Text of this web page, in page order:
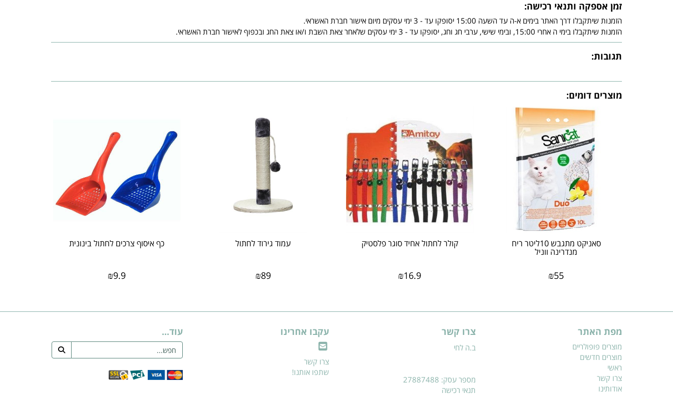
זמן אספקה ותנאי רכישה:
הזמנות שיתקבלו דרך האתר בימים א-ה עד השעה 15:00 יסופקו עד - 3 ימי עסקים מיום אישור חברת האשראי.
הזמנות שיתקבלו בימי ה אחרי 15:00, ובימי שישי, ערבי חג וחג, יסופקו עד - 3 ימי עסקים שלאחר צאת השבת ו/או צאת החג ובכפוף לאישור חברת האשראי.
תגובות:
מוצרים דומים:
סאניקט מתגבש 10ליטר ריח
מנדרינה ווניל
₪55
קולר לחתול אחיד סוגר פלסטיק
₪16.9
עמוד גירוד לחתול
₪89
כף איסוף צרכים לחתול בינונית
₪9.9
מפת האתר
מוצרים פופולריים
מוצרים חדשים
ראשי
צרו קשר
אודותינו
צרו קשר
ב.ה לחי
מספר עסק: 27887488
תנאי רכישה
עקבו אחרינו
צרו קשר
שתפו אותנו!
עוד...